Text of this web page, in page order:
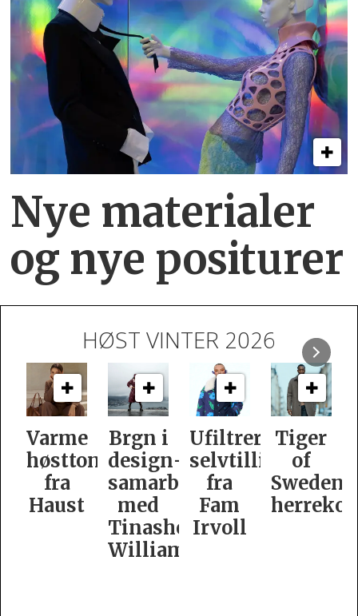
Nye materialer
og nye positurer
HØST VINTER 2026
Brgn i
design­
samarbeid
med
Williamson
Ufiltrert
selvtillit
fra
Fam
Irvoll
Tiger
of
Swedens
herrekolleksjon
Slik
er
dame­